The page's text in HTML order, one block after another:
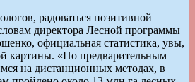
радоваться позитивной
директора Лесной программы
официальная статистика, увы,
картины. «По предварительным
на дистанционных методах, в